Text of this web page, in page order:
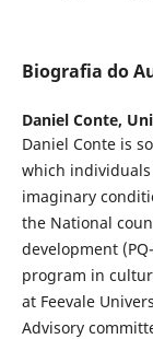
Biografia do
Daniel Conte,
Daniel Conte is
which
imaginary
the National
development
program in
at Feevale
Advisory